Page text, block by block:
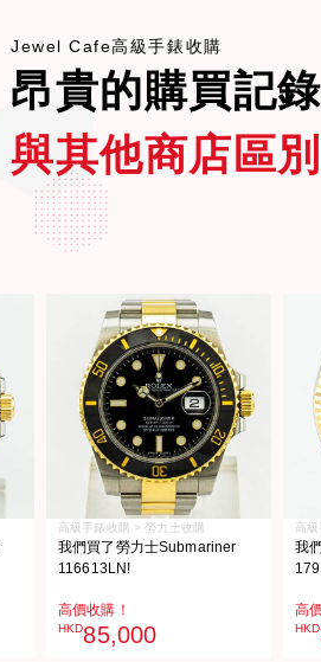
Jewel Cafe高級手錶收購
昂貴的購買記錄
與其他商店區
高級手錶收購 > 勞力士收購
我們買了勞力士Submariner
116613LN!
高價收購！
HKD85,000
高
我
高
HKD